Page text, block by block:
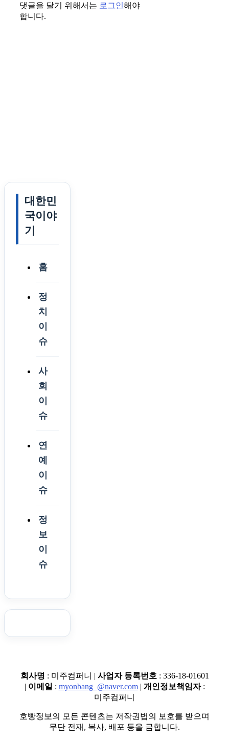
댓글을 달기 위해서는 로그인해야
합니다.
대한민
국이야
기
홈
정
치
이
슈
사
회
이
슈
연
예
이
슈
정
보
이
슈
회사명 : 미주컴퍼니 | 사업자 등록번호 : 336-18-01601
| 이메일 : myonbang_@naver.com| 개인정보책임자:
미주컴퍼니
호빵정보의 모든 콘텐츠는 저작권법의 보호를 받으며
무단 전재, 복사, 배포 등을 금합니다.